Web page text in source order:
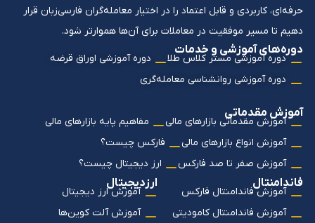
حرفه‌ای، کاربردی و قابل اعتماد را در اختیار معامله‌گران فارسی‌زبان قرار
دهیم تا مسیر موفقیت در معاملات برای آن‌ها هموارتر شود.
دوره‌های آموزشی و خدمات
دوره آموزشی مستر کلاس طلا
دوره آموزشی اوراق قرضه
دوره آموزشی روانشناسی معامله‌گری
آموزش مقدماتی
آموزش مقدماتی بازارهای مالی
مفاهیم پایه بازارهای مالی
آموزش انواع بازارهای مالی
فارکس چیست؟
آموزش صفر تا صد فارکس
ارز دیجیتال چیست؟
فاندامنتال
آموزش فاندامنتال فارکس
آموزش فاندامنتال کامودیتی
ارزدیجیتال
آموزش ارز دیجیتال
آموزش آلت کوین‌ها